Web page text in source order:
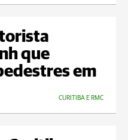
que
em
CURITIBA E RMC